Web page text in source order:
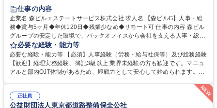
経験者歓迎
完全週休2日制
交通費支給 長期歓迎 駅近5分以内 土日祝休み
仕事の内容
企業名 森ビルエステートサービス株式会社 求人名 【森ビルG】人事・総
務◆賞与5ヶ月◆年休120日◆残業少なめ◆リモート可 仕事の内容 森ビル
グループの安定した環境で、バックオフィスから会社を支える人事・総務
をお任せします。 労務と総務の業務をバランスよく担当し、ゆくゆくは制
度改定などのコア業務にも挑戦できる、やりがいある環境です。 ■勤怠管
理、給与計算、社会保険手続き、年末調整等の労務管理全般 ■入退社手続
き、社内規定の改定や人事制度改定などのコア業務 ■社内イベントの企画
は部内のOJTを中心に、あなたの経験に合わせて不足している部分はいつ
でも質問・相談できる環境が整っているため、安心して成長できます。 募
集職種 【森ビルG】人事・総務◆賞与5ヶ月◆年休120日◆残業少なめ◆
必要な経験・能力等
必要な経験・能力等 【必須】人事経験（労務・給与社保等）及び総務経験
【歓迎】経理実務経験、簿記3級以上 業界未経験の方も歓迎です。マニュ
アルと部内OJT体制があるため、即戦力として安心して始められます。
ます。定型業務に留まらず、社内規定や人事制度の改定など会社のコア業
務に挑戦できるため、自身の成長と組織への貢献度をダイレクトに実感で
きます。 残業少なめ、週1日リモート可など、ワークライフバランスを保
正社員
公益財団法人東京都道路整備保全公社